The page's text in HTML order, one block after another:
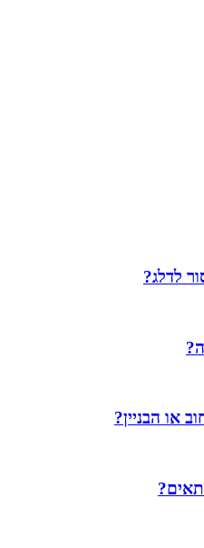
לדלג?
או הבניין?